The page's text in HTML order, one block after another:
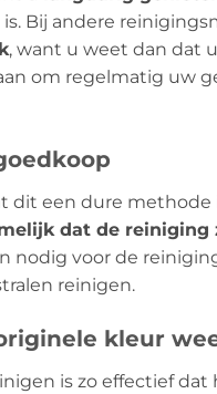
Bij andere
, want u weet dan dat
om regelmatig uw
dit een dure methode
dat de reiniging
nodig voor de
reinigen.
kleur
is zo effectief dat